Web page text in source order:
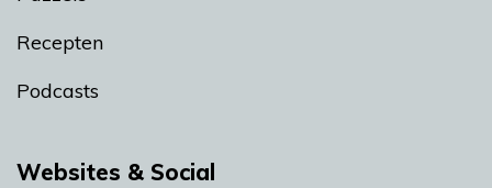
Recepten
Podcasts
Websites & Social